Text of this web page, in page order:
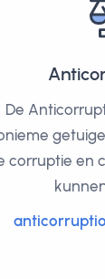
De
corruptie en